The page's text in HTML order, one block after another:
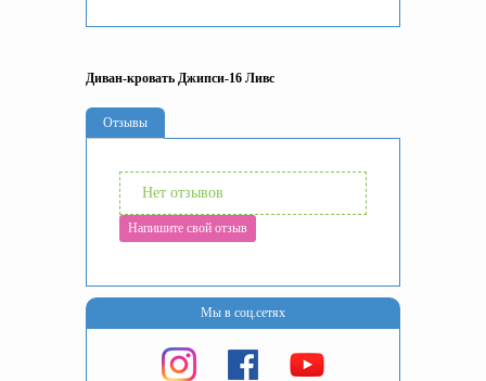
Диван-кровать Джипси-16 Ливс
Отзывы
Нет отзывов
Напишите свой отзыв
Мы в соц.сетях